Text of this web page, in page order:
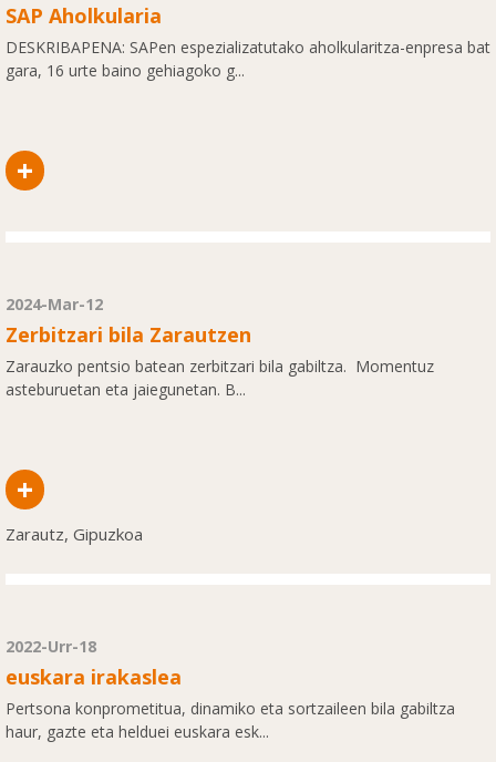
SAP Aholkularia
DESKRIBAPENA: SAPen espezializatutako aholkularitza-enpresa bat
gara, 16 urte baino gehiagoko g...
+
2024-Mar-12
Zerbitzari bila Zarautzen
Zarauzko pentsio batean zerbitzari bila gabiltza. Momentuz
asteburuetan eta jaiegunetan. B...
+
Zarautz, Gipuzkoa
2022-Urr-18
euskara irakaslea
Pertsona konprometitua, dinamiko eta sortzaileen bila gabiltza
haur, gazte eta helduei euskara esk...